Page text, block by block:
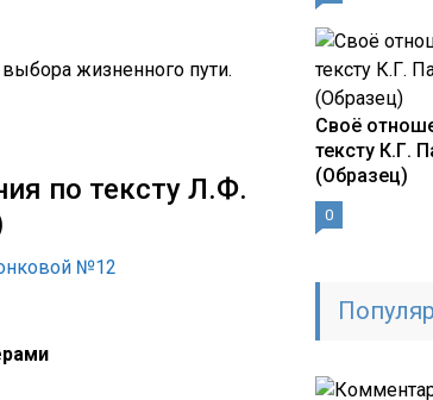
жизненного пути.
по тексту Л.Ф.
№12
Своё
тексту К.Г.
(Образец)
0